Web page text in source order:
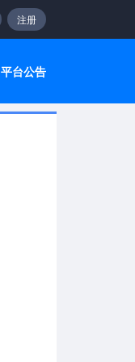
注册
平台公告